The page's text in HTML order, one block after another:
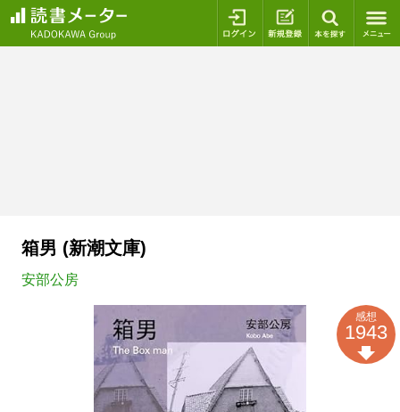
ログイン 新規登録
箱男 (新潮文庫)
安部公房
感想
1943